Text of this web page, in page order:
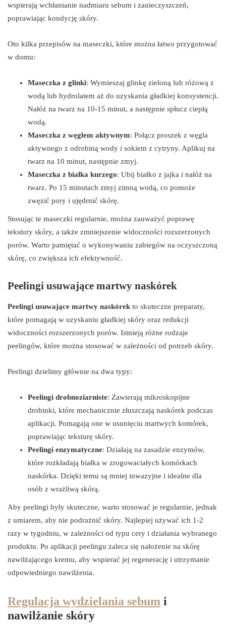
wspierają wchłanianie nadmiaru sebum i zanieczyszczeń,
poprawiając kondycję skóry.
Oto kilka przepisów na maseczki, które można łatwo przygotować
w domu:
Maseczka z glinki: Wymieszaj glinkę zieloną lub różową z
wodą lub hydrolatem aż do uzyskania gładkiej konsystencji.
Nałóż na twarz na 10-15 minut, a następnie spłucz ciepłą
wodą.
Maseczka z węglem aktywnym: Połącz proszek z węgla
aktywnego z odrobiną wody i sokiem z cytryny. Aplikuj na
twarz na 10 minut, następnie zmyj.
Maseczka z białka kurzego: Ubij białko z jajka i nałóż na
twarz. Po 15 minutach zmyj zimną wodą, co pomoże
zwęzić pory i ujędrnić skórę.
Stosując te maseczki regularnie, można zauważyć poprawę
tekstury skóry, a także zmniejszenie widoczności rozszerzonych
porów. Warto pamiętać o wykonywaniu zabiegów na oczyszczoną
skórę, co zwiększa ich efektywność.
Peelingi usuwające martwy naskórek
Peelingi usuwające martwy naskórek to skuteczne preparaty,
które pomagają w uzyskaniu gładkiej skóry oraz redukcji
widoczności rozszerzonych porów. Istnieją różne rodzaje
peelingów, które można stosować w zależności od potrzeb skóry.
Peelingi dzielimy głównie na dwa typy:
Peelingi drobnoziarniste: Zawierają mikroskopijne
drobinki, które mechanicznie złuszczają naskórek podczas
aplikacji. Pomagają one w usunięciu martwych komórek,
poprawiając teksturę skóry.
Peelingi enzymatyczne: Działają na zasadzie enzymów,
które rozkładają białka w zrogowaciałych komórkach
naskórka. Dzięki temu są mniej inwazyjne i idealne dla
osób z wrażliwą skórą.
Aby peelingi były skuteczne, warto stosować je regularnie, jednak
z umiarem, aby nie podrażnić skóry. Najlepiej używać ich 1-2
razy w tygodniu, w zależności od typu cery i działania wybranego
produktu. Po aplikacji peelingu zaleca się nałożenie na skórę
nawilżającego kremu, aby wspierać jej regenerację i utrzymanie
odpowiedniego nawilżenia.
Regulacja wydzielania sebum i
nawilżanie skóry